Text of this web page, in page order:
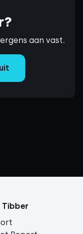
aan vast.
Tibber